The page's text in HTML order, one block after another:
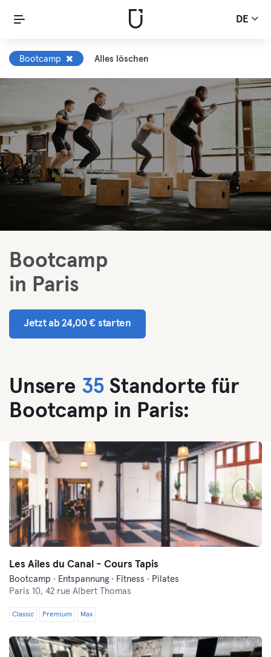
DE
Bootcamp Alles löschen
Bootcamp
in Paris
Jetzt ab 24,00 € starten
Unsere 35 Standorte für
Bootcamp in Paris:
Les Ailes du Canal - Cours Tapis
Bootcamp · Entspannung · Fitness · Pilates
Paris 10, 42 rue Albert Thomas
Classic Premium Max